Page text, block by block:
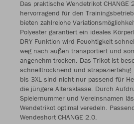
Das praktische Wendetrikot CHANGE
hervorragend für den
bieten zahlreiche
Polyester garantiert ein ideales
DRY Funktion wird Feuchtigkeit
weg nach außen transportiert und
angenehm trocken. Das Trikot ist
schnelltrocknend und strapazierfähig.
bis 3XL sind nicht nur passend für
die jüngere Altersklasse. Durch
Spielernummer und Vereinsnamen
Wendetrikot optimal veredeln.
Wendeshort CHANGE 2.0.